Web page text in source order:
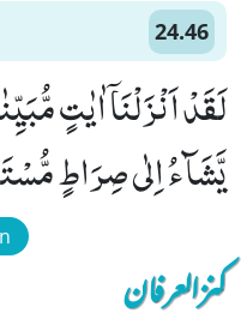
24.46
لَقَدْ اَنْزَلْنَاۤ اٰیٰتٍ
یَّشَآءُ اِلٰى صِرَاطٍ
کنزالعرفان